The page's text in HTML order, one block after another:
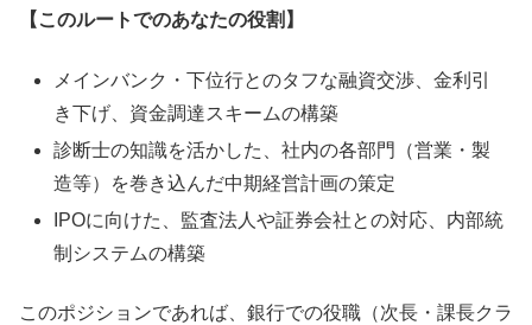
【このルートでのあなたの役割】
メインバンク・下位行とのタフな融資交渉、金利引
き下げ、資金調達スキームの構築
診断士の知識を活かした、社内の各部門（営業・製
造等）を巻き込んだ中期経営計画の策定
IPOに向けた、監査法人や証券会社との対応、内部統
制システムの構築
このポジションであれば、銀行での役職（次長・課長クラ